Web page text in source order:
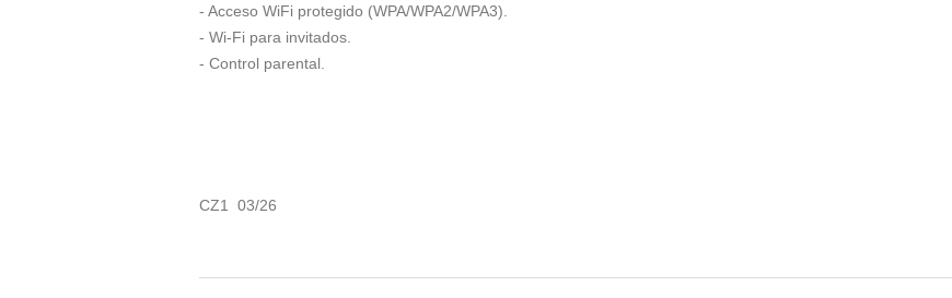
- Acceso WiFi protegido (WPA/WPA2/WPA3).
- Wi-Fi para invitados.
- Control parental.
CZ1 03/26